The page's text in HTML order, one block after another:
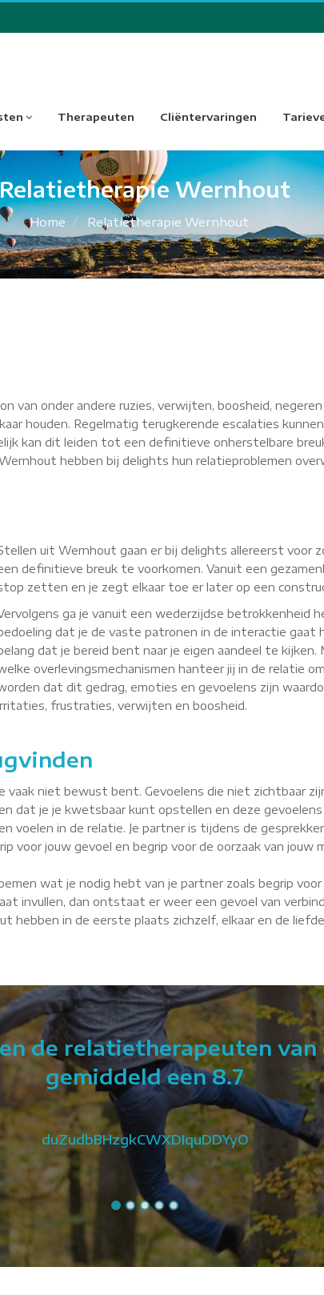
Therapeuten Cliëntervaringen
Relatietherapie Wernhout
Home Relatietherapie Wernhout
van onder andere ruzies, verwijten, boosheid,
houden. Regelmatig terugkerende escalaties
kan dit leiden tot een definitieve onherstelbare
hebben bij delights hun relatieproblemen
uit Wernhout gaan er bij delights allereerst voor
definitieve breuk te voorkomen. Vanuit een
zetten en je zegt elkaar toe er later op een
ga je vanuit een wederzijdse betrokkenheid
dat je de vaste patronen in de interactie gaat
dat je bereid bent naar je eigen aandeel te
overlevingsmechanismen hanteer jij in de relatie
dat dit gedrag, emoties en gevoelens zijn
frustraties, verwijten en boosheid.
vaak niet bewust bent. Gevoelens die niet zichtbaar
dat je je kwetsbaar kunt opstellen en deze
voelen in de relatie. Je partner is tijdens de
voor jouw gevoel en begrip voor de oorzaak van jouw
wat je nodig hebt van je partner zoals begrip
invullen, dan ontstaat er weer een gevoel van
hebben in de eerste plaats zichzelf, elkaar en de
de relatietherapeuten
gemiddeld een 8.7
duZudbBHzgkCWXDIquDDYyO